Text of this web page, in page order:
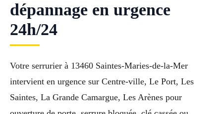
dépannage en urgence
24h/24
Votre serrurier à 13460 Saintes-Maries-de-la-Mer
intervient en urgence sur Centre-ville, Le Port, Les
Saintes, La Grande Camargue, Les Arènes pour